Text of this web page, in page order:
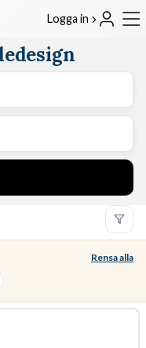
Logga in
Rensa alla